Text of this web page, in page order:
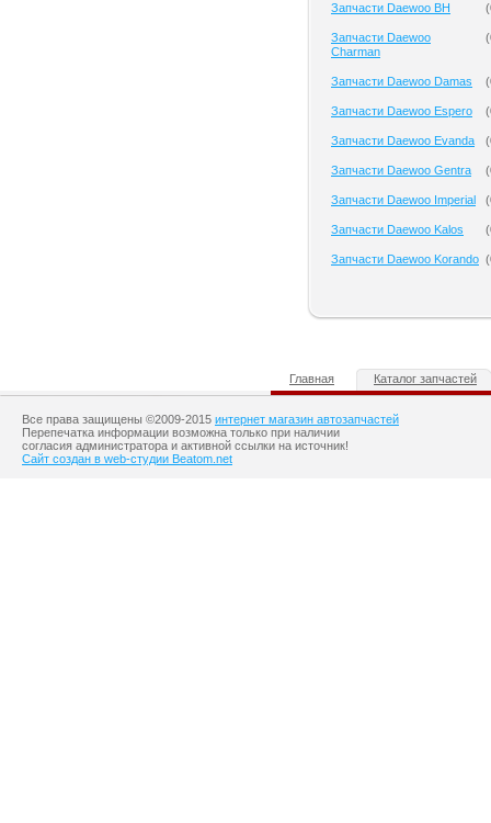
Запчасти Daewoo BH (
Запчасти Daewoo
Charman
(
Запчасти Daewoo Damas (
Запчасти Daewoo Espero (
Запчасти Daewoo Evanda (
Запчасти Daewoo Gentra (
Запчасти Daewoo Imperial (
Запчасти Daewoo Kalos (
Запчасти Daewoo Korando (
Главная Каталог запчастей
Все права защищены ©2009-2015 интернет магазин автозапчастей
Перепечатка информации возможна только при наличии
согласия администратора и активной ссылки на источник!
Сайт создан в web-студии Beatom.net